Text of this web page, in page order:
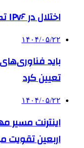
اختلال در IPv۶ تکذیب شد
۱۴۰۴/۰۵/۲۲
باید
تعیین کرد
۱۴۰۴/۰۵/۲۲
اینترنت مسیر
اربعین